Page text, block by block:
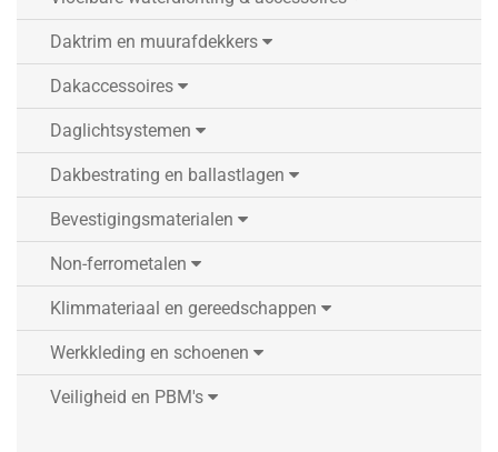
Daktrim en muurafdekkers
Dakaccessoires
Daglichtsystemen
Dakbestrating en ballastlagen
Bevestigingsmaterialen
Non-ferrometalen
Klimmateriaal en gereedschappen
Werkkleding en schoenen
Veiligheid en PBM's